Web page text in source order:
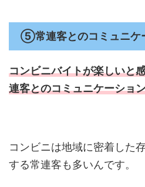
⑤常連客とのコミュニケ
コンビニバイトが楽しいと
連客とのコミュニケーショ
コンビニは地域に密着した
する常連客も多いんです。